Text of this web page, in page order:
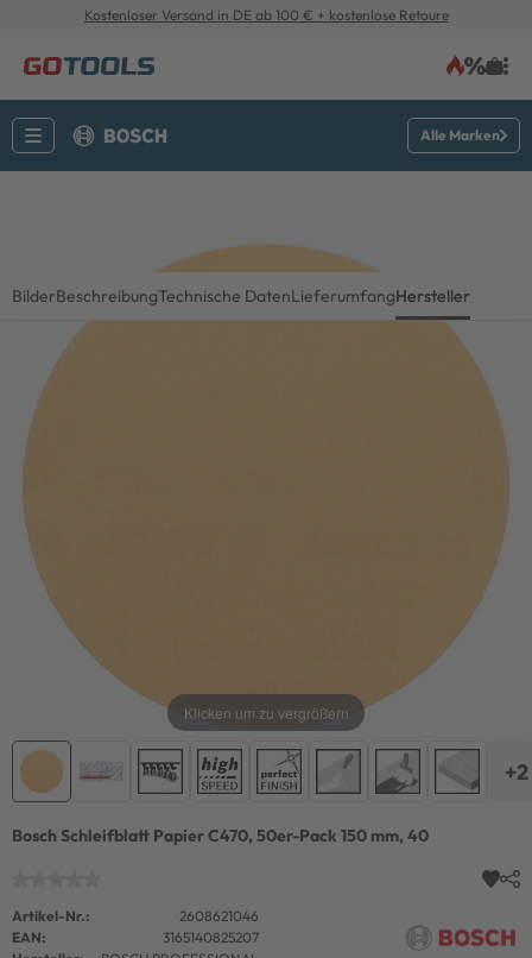
Kostenloser Versand in DE ab 100 € + kostenlose Retoure
Alle Marken
BilderBeschreibungTechnische DatenLieferumfangHersteller
Klicken um zu vergrößern
+2
Bosch Schleifblatt Papier C470, 50er-Pack 150 mm, 40
Artikel-Nr.:
2608621046
EAN:
3165140825207